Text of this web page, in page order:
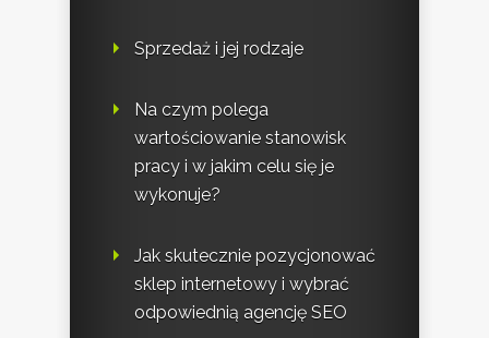
Sprzedaż i jej rodzaje
Na czym polega
wartościowanie stanowisk
pracy i w jakim celu się je
wykonuje?
Jak skutecznie pozycjonować
sklep internetowy i wybrać
odpowiednią agencję SEO